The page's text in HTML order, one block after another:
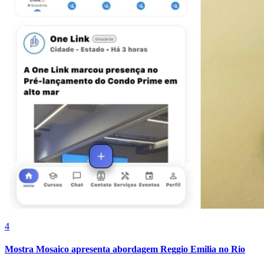
Bragantino
4
Mostra Mosaico apresenta abordagem Reggio Emilia no Rio